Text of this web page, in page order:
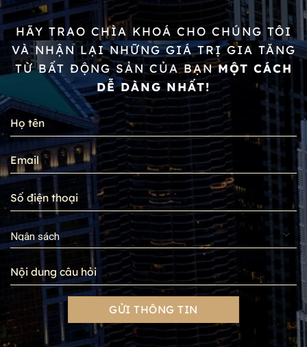
HÃY TRAO CHÌA KHOÁ CHO CHÚNG TÔI
VÀ NHẬN LẠI NHỮNG GIÁ TRỊ GIA TĂNG
TỪ BẤT ĐỘNG SẢN CỦA BẠN MỘT CÁCH
DỄ DÀNG NHẤT!